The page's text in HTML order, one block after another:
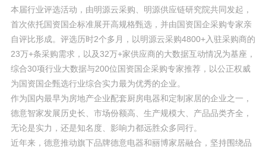
本届行业评选活动，由明源云采购、明源供应链研究院共同发起，
首次依托国资国企标准展开高规格甄选，并由国资国企采购专家亲
自评比形成。评选历时2个多月，以明源云采购4800+入驻采购商的
23万+条采购需求，以及32万+家供应商的大数据互动情况为基座，
综合30项行业大数据与200位国资国企采购专家推荐，以公正权威
为国资国企甄选行业综合实力最为优秀的企业。
作为国内最早为房地产企业配套厨房电器和定制家居的企业之一，
德意智家发展历史长、市场份额高、生产规模大、产品品类齐全，
无论是实力，还是知名度、影响力都远胜众多同行。
近年来，德意推动旗下品牌德意电器和丽博家居融合，坚持围绕品